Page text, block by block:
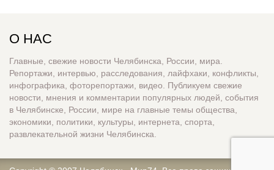
О НАС
Главные, свежие новости Челябинска, России, мира.
Репортажи, интервью, расследования, лайфхаки, конфликты,
инфографика, фоторепортажи, видео. Публикуем свежие
новости, мнения и комментарии популярных людей, события
в Челябинске, России, мире на главные темы общества,
экономики, политики, культуры, интернета, спорта,
развлекательной жизни Челябинска.